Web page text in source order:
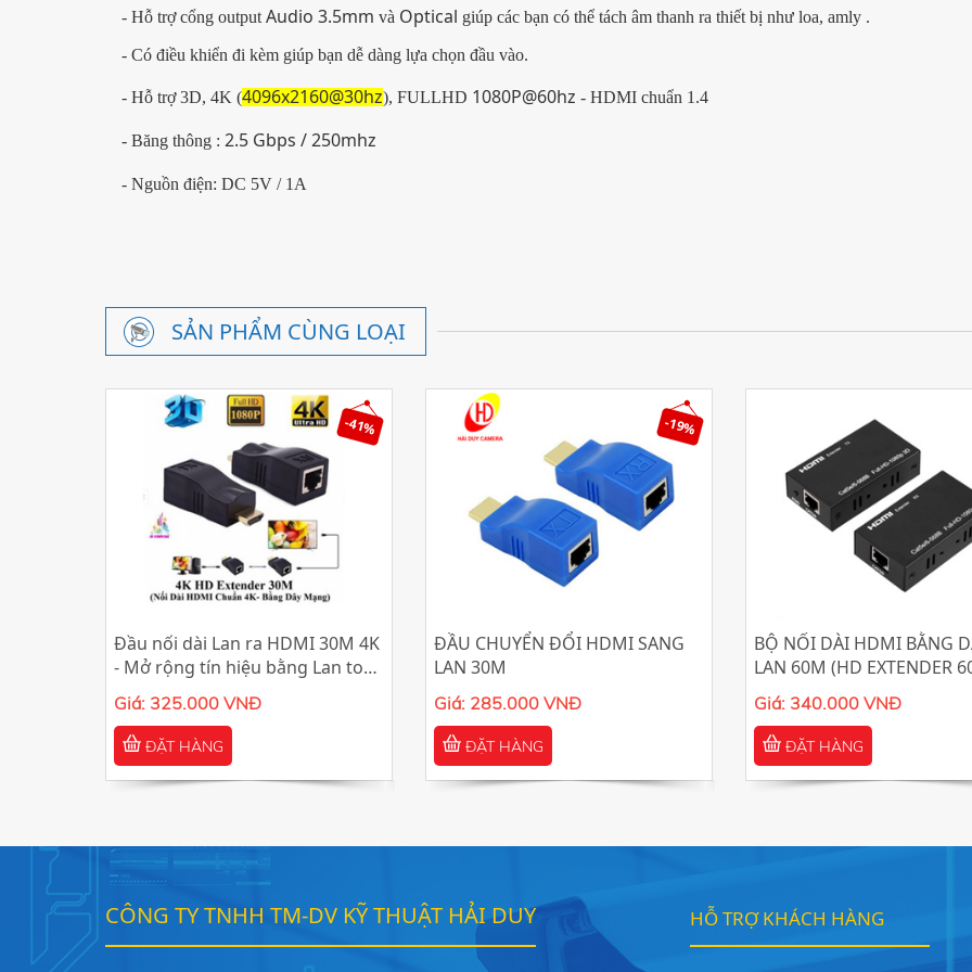
- Hỗ trợ cổng output Audio 3.5mm và Optical giúp các bạn có thể tách âm thanh ra thiết bị như loa, amly .
- Có điều khiển đi kèm giúp bạn dễ dàng lựa chọn đầu vào.
- Hỗ trợ 3D, 4K (4096x2160@30hz), FULLHD 1080P@60hz - HDMI chuẩn 1.4
- Băng thông : 2.5 Gbps / 250mhz
- Nguồn điện: DC 5V / 1A
SẢN PHẨM CÙNG LOẠI
-41%
Đầu nối dài Lan ra HDMI 30M 4K
- Mở rộng tín hiệu bằng Lan to
HDMI Hỗ trợ CAT6, CAT5E
Giá: 325.000 VNĐ
ĐẶT HÀNG
-19%
ĐẦU CHUYỂN ĐỔI HDMI SANG
LAN 30M
Giá: 285.000 VNĐ
ĐẶT HÀNG
BỘ NỐI DÀI HDMI BẰNG
LAN 60M (HD EXTENDER
Giá: 340.000 VNĐ
ĐẶT HÀNG
CÔNG TY TNHH TM-DV KỸ THUẬT HẢI DUY HỖ TRỢ KHÁCH HÀNG